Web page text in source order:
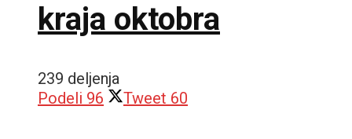
kraja oktobra
239 deljenja
Podeli 96 Tweet 60